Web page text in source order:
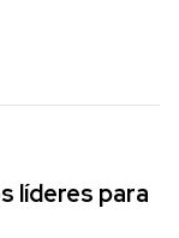
líderes para